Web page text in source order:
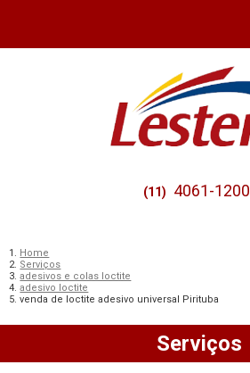
(11) 4061-1200
Home
Serviços
adesivos e colas loctite
adesivo loctite
venda de loctite adesivo universal Pirituba
Serviços